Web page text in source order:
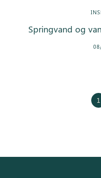
Springvand og
1